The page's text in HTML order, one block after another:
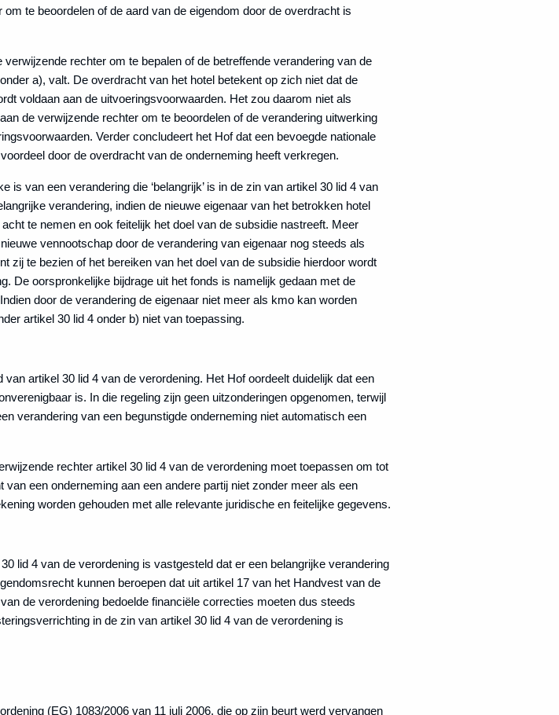
te beoordelen of de aard van de eigendom door de overdracht is
rechter om te bepalen of de betreffende verandering van de
a), valt. De overdracht van het hotel betekent op zich niet dat de
voldaan aan de uitvoeringsvoorwaarden. Het zou daarom niet als
de verwijzende rechter om te beoordelen of de verandering uitwerking
Verder concludeert het Hof dat een bevoegde nationale
door de overdracht van de onderneming heeft verkregen.
van een verandering die ‘belangrijk’ is in de zin van artikel 30 lid 4 van
verandering, indien de nieuwe eigenaar van het betrokken hotel
te nemen en ook feitelijk het doel van de subsidie nastreeft. Meer
vennootschap door de verandering van eigenaar nog steeds als
zij te bezien of het bereiken van het doel van de subsidie hierdoor wordt
De oorspronkelijke bijdrage uit het fonds is namelijk gedaan met de
door de verandering de eigenaar niet meer als kmo kan worden
artikel 30 lid 4 onder b) niet van toepassing.
artikel 30 lid 4 van de verordening. Het Hof oordeelt duidelijk dat een
is. In die regeling zijn geen uitzonderingen opgenomen, terwijl
verandering van een begunstigde onderneming niet automatisch een
rechter artikel 30 lid 4 van de verordening moet toepassen om tot
een onderneming aan een andere partij niet zonder meer als een
worden gehouden met alle relevante juridische en feitelijke gegevens.
lid 4 van de verordening is vastgesteld dat er een belangrijke verandering
kunnen beroepen dat uit artikel 17 van het Handvest van de
de verordening bedoelde financiële correcties moeten dus steeds
in de zin van artikel 30 lid 4 van de verordening is
(EG) 1083/2006 van 11 juli 2006, die op zijn beurt werd vervangen